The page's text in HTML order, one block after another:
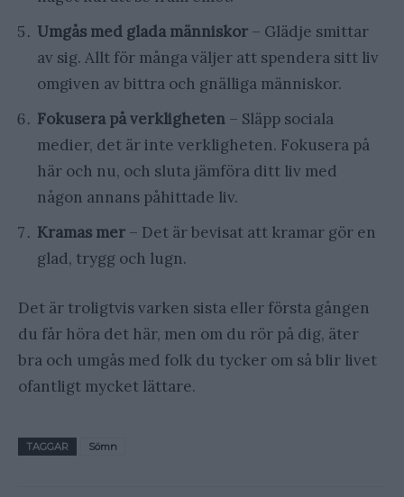
Umgås med glada människor– Glädje smittar
av sig. Allt för många väljer att spendera sitt liv
omgiven av bittra och gnälliga människor.
Fokusera på verkligheten – Släpp sociala
medier, det är inte verkligheten. Fokusera på
här och nu, och sluta jämföra ditt liv med
någon annans påhittade liv.
Kramas mer– Det är bevisat att kramar gör en
glad, trygg och lugn.
Det är troligtvis varken sista eller första gången
du får höra det här, men om du rör på dig, äter
bra och umgås med folk du tycker om så blir livet
ofantligt mycket lättare.
TAGGAR Sömn